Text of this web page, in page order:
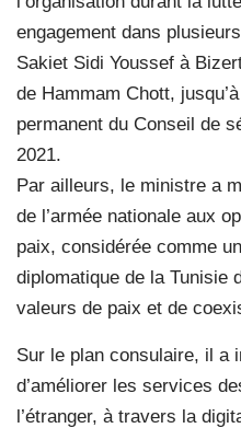
engagement dans
Sakiet Sidi Youssef à
de Hammam Chott,
permanent du Conseil de
2021.
Par ailleurs, le ministre a
de l’armée nationale aux
paix, considérée comme
diplomatique de la Tunisie
valeurs de paix et de
Sur le plan consulaire, il a
d’améliorer les services
l’étranger, à travers la